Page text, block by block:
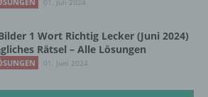
01. Juli 2024
1 Wort Richtig Lecker (Juni 2024)
Rätsel – Alle Lösungen
01. Juni 2024
oder für die Verarbeitung
ist die natürliche oder
Person, Behörde, Einrichtung